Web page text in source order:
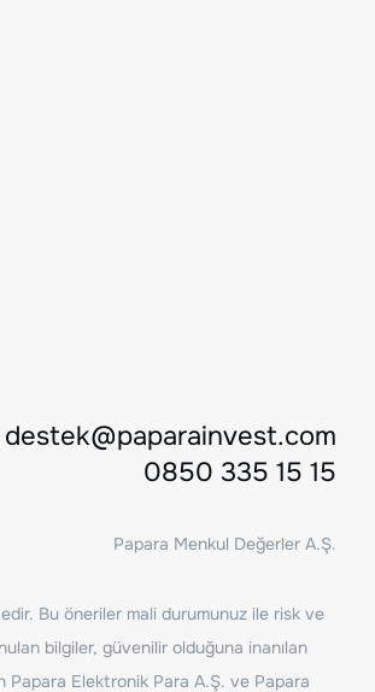
destek@paparainvest.com
0850 335 15 15
Papara Menkul Değerler A.Ş.
Bu öneriler mali durumunuz ile risk ve
bilgiler, güvenilir olduğuna inanılan
Papara Elektronik Para A.Ş. ve Papara